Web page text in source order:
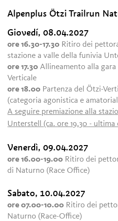
Alpenplus Ötzi Trailrun
Giovedí, 08.04.2027
ore 16.30-17.30 Ritiro dei
stazione a valle della funivia
ore 17.30 Allineamento alla
Verticale
ore 18.00 Partenza del Ötzi-
(categoria agonistica e
A seguire premiazione alla
Unterstell (ca. ore 19.30 - ultima
Venerdì, 09.04.2027
ore 16.00-19.00 Ritiro dei
di Naturno (Race Office)
Sabato, 10.04.2027
ore 07.00-10.00 Ritiro dei
Naturno (Race-Office)